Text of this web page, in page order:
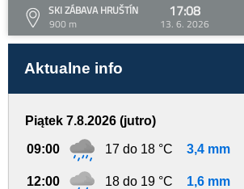
SKI ZÁBAVA HRUŠTÍN
900 m
17:08
13. 6. 2026
Aktualne info
Piątek 7.8.2026 (jutro)
09:00 17 do 18 °C 3,4 mm
12:00 18 do 19 °C 1,6 mm